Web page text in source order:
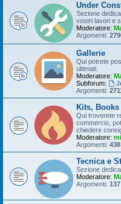
Under
Sezione
vostri lavori e
Moderatore:
Argomenti:
Gallerie
Qui potrete
ultimati.
Moderatore:
Subforum:
Argomenti:
Kits,
Qui troverete
commercio,
chiedere
Moderatore:
Argomenti: 438
Tecnica e
Sezione
Moderatore:
Argomenti: 137